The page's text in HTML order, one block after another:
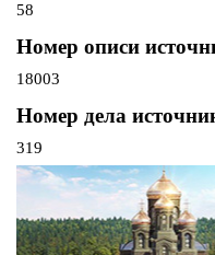
58
Номер описи
18003
Номер дела
319